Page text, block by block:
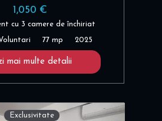
1,050 €
cu 3 camere de închiriat
77 mp 2025
mai multe detalii
Exclusivitate